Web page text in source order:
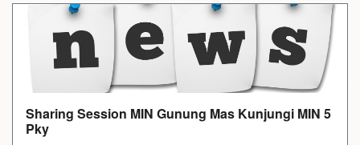
Sharing Session MIN Gunung Mas Kunjungi MIN 5
Pky